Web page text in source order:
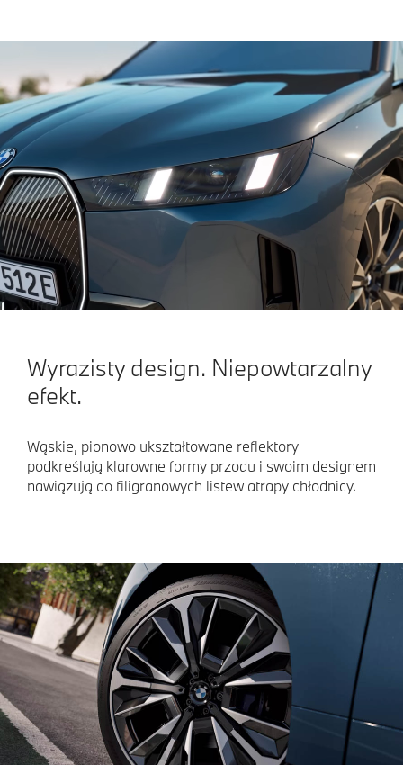
Wyrazisty design. Niepowtarzalny
efekt.
Wąskie, pionowo ukształtowane reflektory
podkreślają klarowne formy przodu i swoim designem
nawiązują do filigranowych listew atrapy chłodnicy.